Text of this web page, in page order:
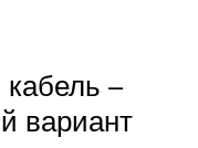
–
вариант